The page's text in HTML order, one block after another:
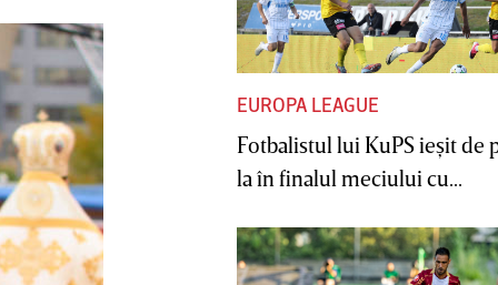
EUROPA LEAGUE
Fotbalistul lui KuPS ieşit de
la în finalul meciului cu...